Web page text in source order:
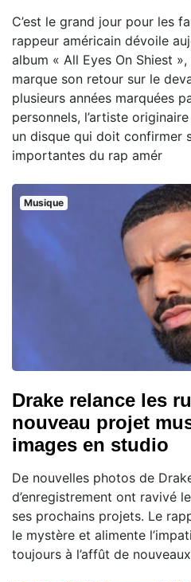
C’est le grand jour pour les
rappeur américain dévoile
album « All Eyes On Shiest
marque son retour sur le
plusieurs années marquées
personnels, l’artiste
un disque qui doit confirmer
importantes du rap amér
Musique
Drake relance les
nouveau projet
images en studio
De nouvelles photos de
d’enregistrement ont ravivé
ses prochains projets. Le
le mystère et alimente
toujours à l’affût de